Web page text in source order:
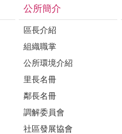
公所簡介
區長介紹
組織職掌
公所環境介紹
里長名冊
鄰長名冊
調解委員會
社區發展協會